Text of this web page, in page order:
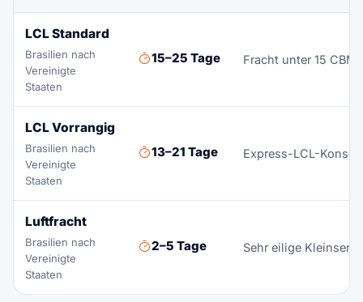
LCL Standard
Brasilien nach
Vereinigte
Staaten
15–25 Tage Fracht unter 15
LCL Vorrangig
Brasilien nach
Vereinigte
Staaten
13–21 Tage Express-LCL-
Luftfracht
Brasilien nach
Vereinigte
Staaten
2–5 Tage Sehr eilige